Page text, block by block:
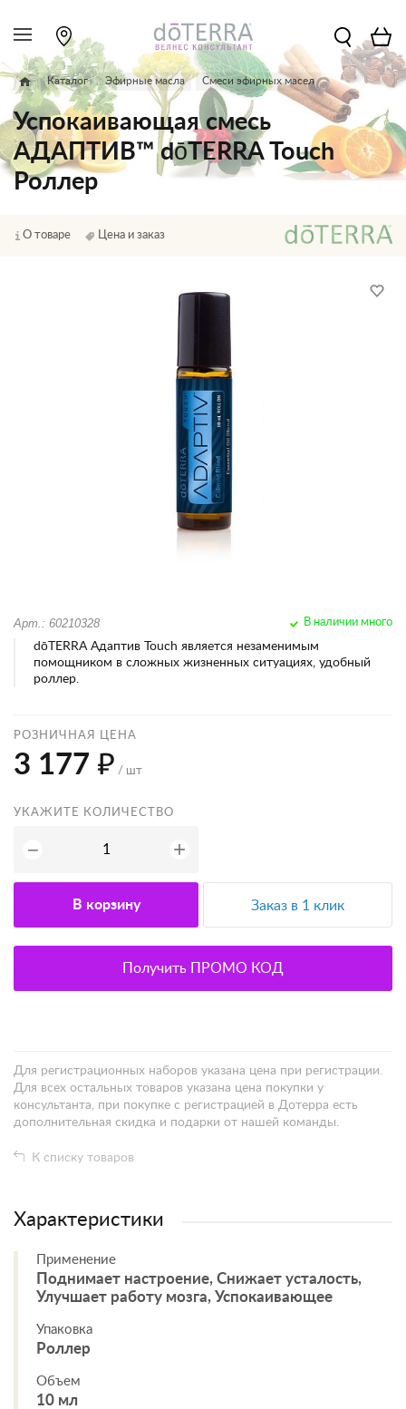
Каталог Эфирные масла Смеси эфирных масел
Успокаивающая смесь
АДАПТИВ™ dōTERRA Touch
Роллер
О товаре Цена и заказ
Арт.: 60210328 В наличии много
dōTERRA Адаптив Touch является незаменимым
помощником в сложных жизненных ситуациях, удобный
роллер.
РОЗНИЧНАЯ ЦЕНА
3 177 ₽ / шт
УКАЖИТЕ КОЛИЧЕСТВО
− +
В корзину Заказ в 1 клик
Получить ПРОМО КОД
Для регистрационных наборов указана цена при регистрации.
Для всех остальных товаров указана цена покупки у
консультанта, при покупке с регистрацией в Дотерра есть
дополнительная скидка и подарки от нашей команды.
К списку товаров
Характеристики
Применение
Поднимает настроение, Снижает усталость,
Улучшает работу мозга, Успокаивающее
Упаковка
Роллер
Объем
10 мл